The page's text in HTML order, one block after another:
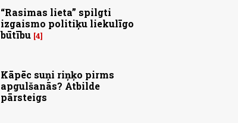
“Rasimas lieta” spilgti
izgaismo politiķu liekulīgo
būtību 4
Kāpēc suņi riņķo pirms
apgulšanās? Atbilde
pārsteigs